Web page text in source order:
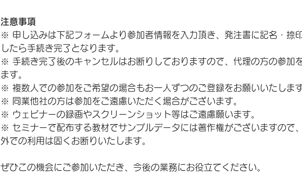
注意事項
※ 申し込みは下記フォームより参加者情報を入力頂き、発注書に記名・捺
したら手続き完了となります。
※ 手続き完了後のキャンセルはお断りしておりますので、代理の方の参加
ます。
※ 複数人での参加をご希望の場合もお一人ずつのご登録をお願いいたしま
※ 同業他社の方は参加をご遠慮いただく場合がございます。
※ ウェビナーの録画やスクリーンショット等はご遠慮願います。
※ セミナーで配布する教材でサンプルデータには著作権がございますので
外での利用は固くお断りいたします。
ぜひこの機会にご参加いただき、今後の業務にお役立てください。